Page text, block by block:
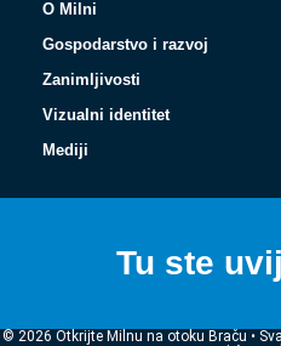
O Milni
Gospodarstvo i razvoj
Zanimljivosti
Vizualni identitet
Mediji
Tu ste
© 2026 Otkrijte Milnu na otoku Braču •